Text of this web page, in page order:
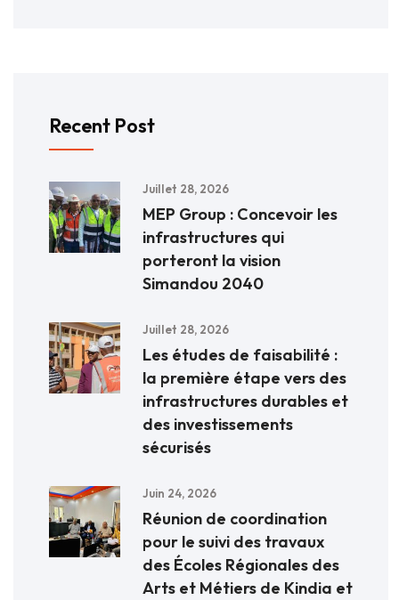
Recent Post
Juillet 28, 2026
MEP Group : Concevoir les
infrastructures qui
porteront la vision
Simandou 2040
Juillet 28, 2026
Les études de faisabilité :
la première étape vers des
infrastructures durables et
des investissements
sécurisés
Juin 24, 2026
Réunion de coordination
pour le suivi des travaux
des Écoles Régionales des
Arts et Métiers de Kindia et